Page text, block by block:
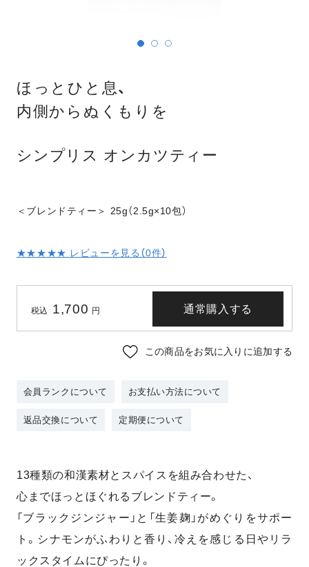
ほっとひと息、
内側からぬくもりを
シンプリス オンカツティー
＜ブレンドティー＞ 25g（2.5g×10包）
★★★★★ レビューを見る（0件）
税込 1,700 円 通常購入する
この商品をお気に入りに追加する
会員ランクについて お支払い方法について
返品交換について 定期便について
13種類の和漢素材とスパイスを組み合わせた、
心までほっとほぐれるブレンドティー。
「ブラックジンジャー」と「生姜麹」がめぐりをサポー
ト。 シナモンがふわりと香り、冷えを感じる日やリラ
ックスタイムにぴったり。